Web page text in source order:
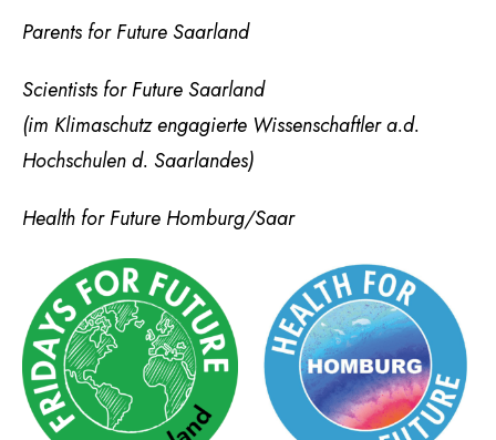
Parents for Future Saarland
Scientists for Future Saarland
(im Klimaschutz engagierte Wissenschaftler a.d.
Hochschulen d. Saarlandes)
Health for Future Homburg/Saar